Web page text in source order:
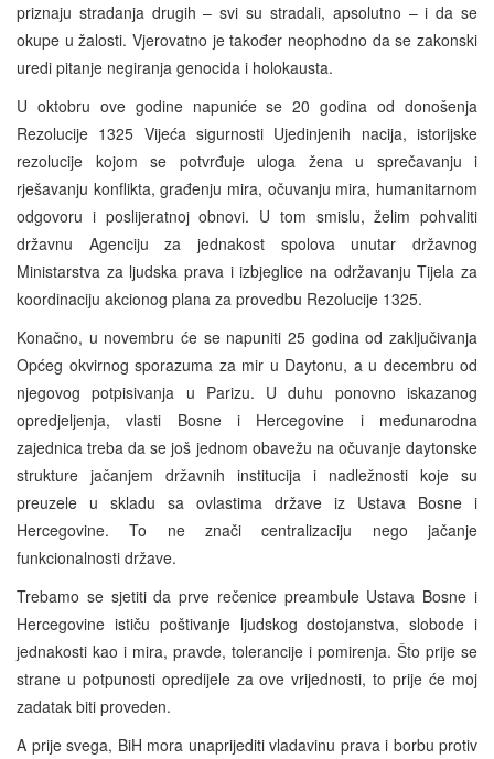
priznaju stradanja drugih – svi su stradali, apsolutno – i da se
okupe u žalosti. Vjerovatno je također neophodno da se zakonski
uredi pitanje negiranja genocida i holokausta.
U oktobru ove godine napuniće se 20 godina od donošenja
Rezolucije 1325 Vijeća sigurnosti Ujedinjenih nacija, istorijske
rezolucije kojom se potvrđuje uloga žena u sprečavanju i
rješavanju konflikta, građenju mira, očuvanju mira, humanitarnom
odgovoru i poslijeratnoj obnovi. U tom smislu, želim pohvaliti
državnu Agenciju za jednakost spolova unutar državnog
Ministarstva za ljudska prava i izbjeglice na održavanju Tijela za
koordinaciju akcionog plana za provedbu Rezolucije 1325.
Konačno, u novembru će se napuniti 25 godina od zaključivanja
Općeg okvirnog sporazuma za mir u Daytonu, a u decembru od
njegovog potpisivanja u Parizu. U duhu ponovno iskazanog
opredjeljenja, vlasti Bosne i Hercegovine i međunarodna
zajednica treba da se još jednom obavežu na očuvanje daytonske
strukture jačanjem državnih institucija i nadležnosti koje su
preuzele u skladu sa ovlastima države iz Ustava Bosne i
Hercegovine. To ne znači centralizaciju nego jačanje
funkcionalnosti države.
Trebamo se sjetiti da prve rečenice preambule Ustava Bosne i
Hercegovine ističu poštivanje ljudskog dostojanstva, slobode i
jednakosti kao i mira, pravde, tolerancije i pomirenja. Što prije se
strane u potpunosti opredijele za ove vrijednosti, to prije će moj
zadatak biti proveden.
A prije svega, BiH mora unaprijediti vladavinu prava i borbu protiv